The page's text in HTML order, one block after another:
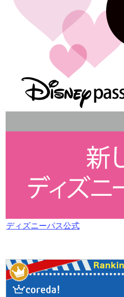
ディズニーパス公式